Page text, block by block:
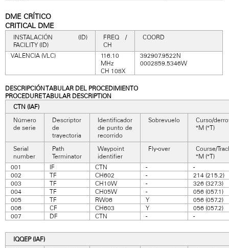
DME CRÍTICO
CRITICAL DME
INSTALACIÓN (ID)
FACILITY (ID)
FREQ /
CH
COORD
VALENCIA (VLC)
116.10
MHz
CH 108X
392907.9522N
0002859.5346W
DESCRIPCIÓN TABULAR DEL PROCEDIMIENTO
PROCEDURE TABULAR DESCRIPTION
CTN (IAF)
Número
de serie
Descriptor
de
trayectoria
Identificador
de punto de
recorrido
Sobrevuelo
Curso/
°M (°T)
Serial
number
Path
Terminator
Waypoint
identifier
Fly-over
Course/
°M (°T)
001
IF CTN -
-
002
TF CH602 -
214 (215.2)
003
TF CH10W -
326 (327.3)
004
TF CH05W -
056 (057.1)
005
TF RW06 Y
056 (057.2)
006
CF CH603 Y
056 (057.2)
007
DF CTN - -
IQQEP (IAF)